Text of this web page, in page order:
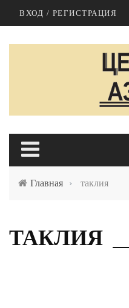
ВХОД / РЕГИСТРАЦИЯ
Главная › таклия
ТАКЛИЯ